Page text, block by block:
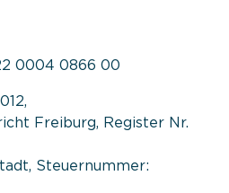
0004 0866 00
Freiburg, Register Nr.
Steuernummer: